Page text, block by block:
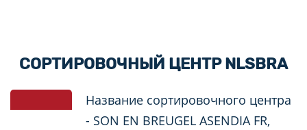
СОРТИРОВОЧНЫЙ ЦЕНТР NLSBRA
Название сортировочного центра
- SON EN BREUGEL ASENDIA FR,